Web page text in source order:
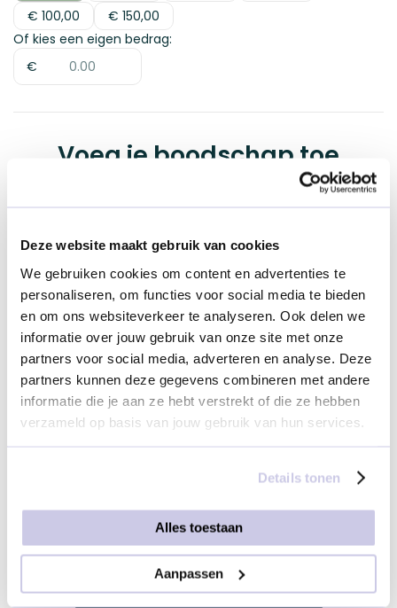
Deze website maakt gebruik van cookies
We gebruiken cookies om content en advertenties te
personaliseren, om functies voor social media te bieden
en om ons websiteverkeer te analyseren. Ook delen we
informatie over jouw gebruik van onze site met onze
partners voor social media, adverteren en analyse. Deze
partners kunnen deze gegevens combineren met andere
informatie die je aan ze hebt verstrekt of die ze hebben
verzameld op basis van jouw gebruik van hun services.
Details tonen
Alles toestaan
Aanpassen
€ 10,00
€ 20,00
€ 50,00
€ 100,00
€ 100,00
€ 150,00
€ 150,00
Of kies een eigen bedrag:
€
Digitaal
Voeg je boodschap toe
Boodschap
€ 0,00
Selecteer je bezorgservice
Dit product toevoegen